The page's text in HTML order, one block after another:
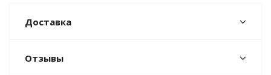
Доставка
Отзывы